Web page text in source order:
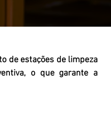
de estações de limpeza
o que garante a